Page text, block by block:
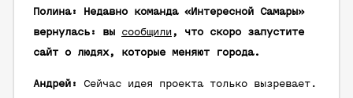
Полина: Недавно команда «Интересной Самары»
вернулась: вы сообщили, что скоро запустите
сайт о людях, которые меняют города.
Андрей:
Сейчас идея проекта только вызревает.